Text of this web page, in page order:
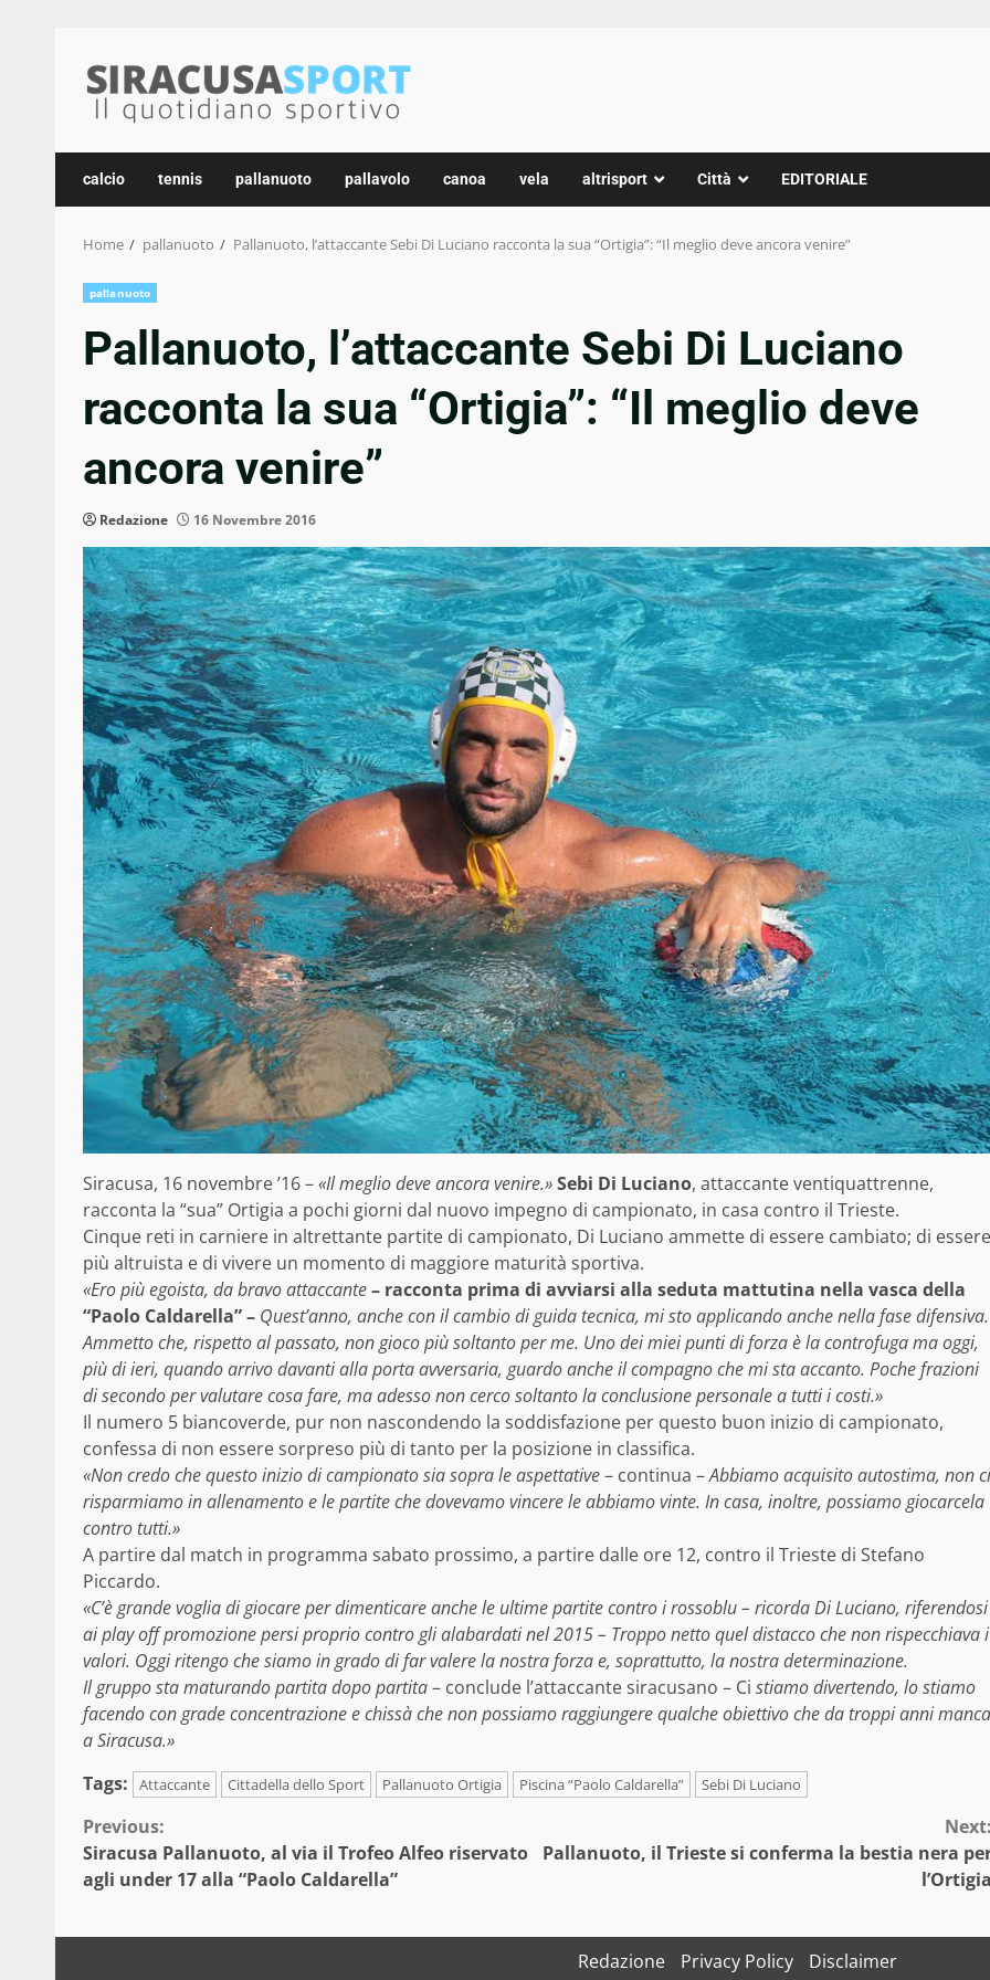
content
calcio tennis pallanuoto pallavolo canoa vela altrisport Città EDITORIALE
Home pallanuoto Pallanuoto, l’attaccante Sebi Di Luciano racconta la sua “Ortigia”: “Il meglio deve ancora venire”
pallanuoto
Pallanuoto, l’attaccante Sebi Di Luciano
racconta la sua “Ortigia”: “Il meglio deve
ancora venire”
Redazione 16 Novembre 2016
Siracusa, 16 novembre ’16 –«Il meglio deve ancora venire.»Sebi Di Luciano, attaccante ventiquattrenne,
racconta la “sua” Ortigia a pochi giorni dal nuovo impegno di campionato, in casa contro il Trieste.
Cinque reti in carniere in altrettante partite di campionato, Di Luciano ammette di essere cambiato; di essere
più altruista e di vivere un momento di maggiore maturità sportiva.
«Ero più egoista, da bravo attaccante– racconta prima di avviarsi alla seduta mattutina nella vasca della
“Paolo Caldarella” – Quest’anno, anche con il cambio di guida tecnica, mi sto applicando anche nella fase difensiva.
Ammetto che, rispetto al passato, non gioco più soltanto per me. Uno dei miei punti di forza è la controfuga ma oggi,
più di ieri, quando arrivo davanti alla porta avversaria, guardo anche il compagno che mi sta accanto. Poche frazioni
di secondo per valutare cosa fare, ma adesso non cerco soltanto la conclusione personale a tutti i costi.»
Il numero 5 biancoverde, pur non nascondendo la soddisfazione per questo buon inizio di campionato,
confessa di non essere sorpreso più di tanto per la posizione in classifica.
«Non credo che questo inizio di campionato sia sopra le aspettative– continua –Abbiamo acquisito autostima, non ci
risparmiamo in allenamento e le partite che dovevamo vincere le abbiamo vinte. In casa, inoltre, possiamo giocarcela
contro tutti.»
A partire dal match in programma sabato prossimo, a partire dalle ore 12, contro il Trieste di Stefano
Piccardo.
«C’è grande voglia di giocare per dimenticare anche le ultime partite contro i rossoblu – ricorda Di Luciano, riferendosi
ai play off promozione persi proprio contro gli alabardati nel 2015 – Troppo netto quel distacco che non rispecchiava i
valori. Oggi ritengo che siamo in grado di far valere la nostra forza e, soprattutto, la nostra determinazione.
Il gruppo sta maturando partita dopo partita– conclude l’attaccante siracusano – Ci stiamo divertendo, lo stiamo
facendo con grade concentrazione e chissà che non possiamo raggiungere qualche obiettivo che da troppi anni manca
a Siracusa.»
Tags:
Attaccante Cittadella dello Sport Pallanuoto Ortigia Piscina “Paolo Caldarella” Sebi Di Luciano
Continue
Reading
Previous:
Siracusa Pallanuoto, al via il Trofeo Alfeo riservato
agli under 17 alla “Paolo Caldarella”
Pallanuoto, il Trieste si conferma la bestia nera
Redazione Privacy Policy Disclaimer